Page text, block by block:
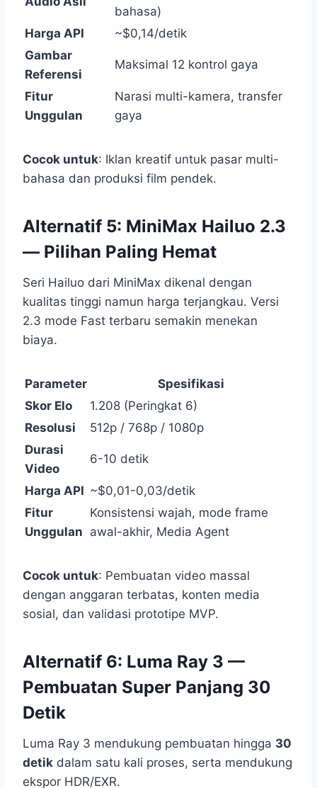
bahasa)
Harga API
~$0,14/detik
Gambar
Referensi
Maksimal 12 kontrol gaya
Fitur
Unggulan
Narasi multi-kamera, transfer
gaya
Cocok untuk: Iklan kreatif untuk pasar multi-
bahasa dan produksi film pendek.
Alternatif 5: MiniMax Hailuo 2.3
— Pilihan Paling Hemat
Seri Hailuo dari MiniMax dikenal dengan
kualitas tinggi namun harga terjangkau. Versi
2.3 mode Fast terbaru semakin menekan
biaya.
Parameter
Spesifikasi
Skor Elo
1.208 (Peringkat 6)
Resolusi
512p / 768p / 1080p
Durasi
Video
6-10 detik
Harga API ~$0,01-0,03/detik
Fitur
Unggulan
Konsistensi wajah, mode frame
awal-akhir, Media Agent
Cocok untuk: Pembuatan video massal
dengan anggaran terbatas, konten media
sosial, dan validasi prototipe MVP.
Alternatif 6: Luma Ray 3 —
Pembuatan Super Panjang 30
Detik
Luma Ray 3 mendukung pembuatan hingga 30
detik dalam satu kali proses, serta mendukung
ekspor HDR/EXR.